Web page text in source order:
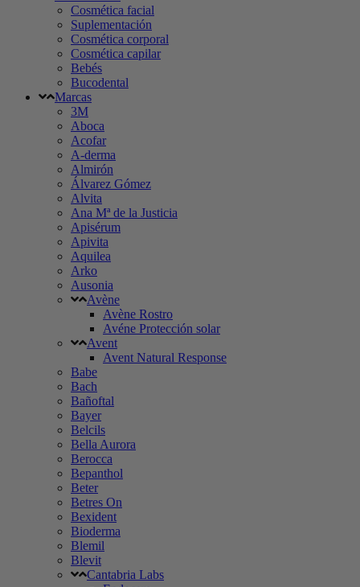
Cosmética facial
Suplementación
Cosmética corporal
Cosmética capilar
Bebés
Bucodental
Marcas
3M
Aboca
Acofar
A-derma
Almirón
Álvarez Gómez
Alvita
Ana Mª de la Justicia
Apisérum
Apivita
Aquilea
Arko
Ausonia
Avène
Avène Rostro
Avéne Protección solar
Avent
Avent Natural Response
Babe
Bach
Bañoftal
Bayer
Belcils
Bella Aurora
Berocca
Bepanthol
Beter
Betres On
Bexident
Bioderma
Blemil
Blevit
Cantabria Labs